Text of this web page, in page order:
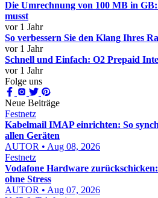
Die Umrechnung von 100 MB in GB:
musst
vor 1 Jahr
So verbessern Sie den Klang Ihres
vor 1 Jahr
Schnell und Einfach: O2 Prepaid
vor 1 Jahr
Folge uns
Neue Beiträge
Festnetz
Kabelmail IMAP einrichten: So
allen Geräten
AUTOR • Aug 08, 2026
Festnetz
Vodafone Hardware
ohne Stress
AUTOR • Aug 07, 2026